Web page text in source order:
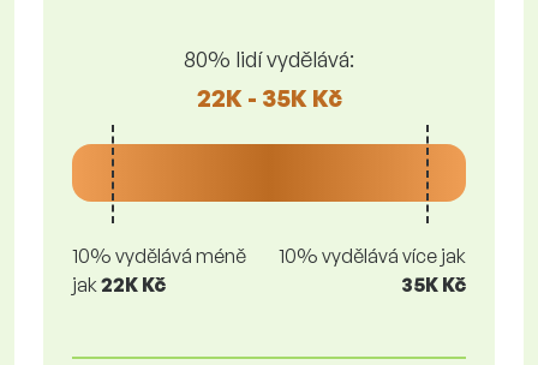
80% lidí vydělává:
22K - 35K Kč
10% vydělává méně
jak22K Kč
10% vydělává více jak
35K Kč